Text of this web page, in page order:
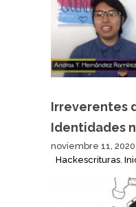
Irreverentes
Identidades
noviembre 11, 2020
Hackescrituras,